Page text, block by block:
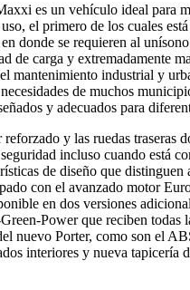
es un vehículo ideal para
el primero de los cuales
donde se requieren al
de carga y extremadamente
mantenimiento industrial y
de muchos
y adecuados para
y las ruedas traseras
incluso cuando está
de diseño que
con el avanzado motor
en dos versiones
Power que reciben todas
nuevo Porter, como son el
interiores y nueva tapicería